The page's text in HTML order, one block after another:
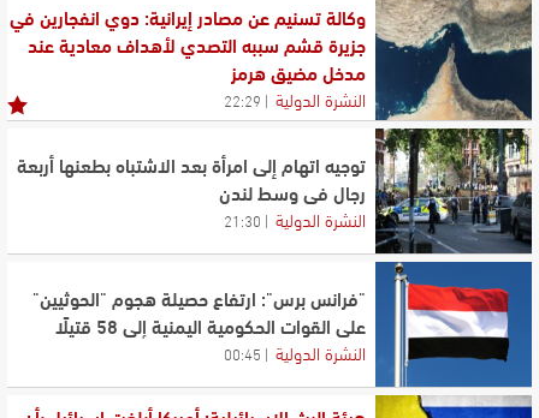
وكالة تسنيم عن مصادر إيرانية: دوي انفجارين في
جزيرة قشم سببه التصدي لأهداف معادية عند
مدخل مضيق هرمز
النشرة الدولية 22:29
توجيه اتهام إلى امرأة بعد الاشتباه بطعنها أربعة
رجال في وسط لندن
النشرة الدولية 21:30
"فرانس برس": ارتفاع حصيلة هجوم "الحوثيين"
على القوات الحكومية اليمنية إلى 58 قتيلًا
النشرة الدولية 00:45